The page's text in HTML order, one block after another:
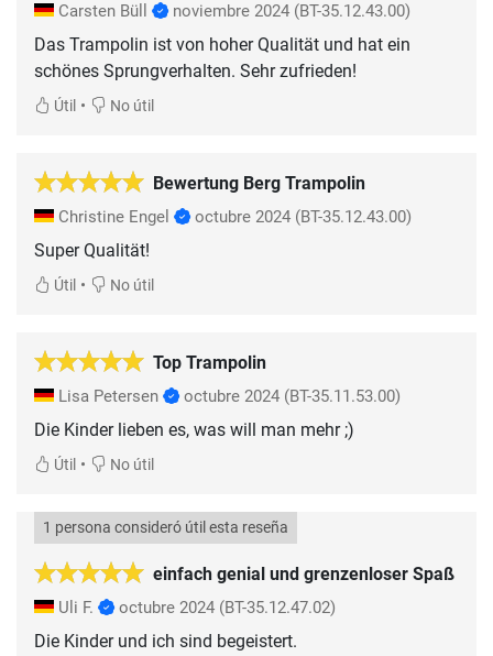
Carsten Büll noviembre 2024 (BT-35.12.43.00)
Das Trampolin ist von hoher Qualität und hat ein
schönes Sprungverhalten. Sehr zufrieden!
Útil • No útil
Bewertung Berg Trampolin
Christine Engel octubre 2024 (BT-35.12.43.00)
Super Qualität!
Útil • No útil
Top Trampolin
Lisa Petersen octubre 2024 (BT-35.11.53.00)
Útil • No útil
einfach genial und grenzenloser Spaß
1 persona consideró útil esta reseña
Uli F. octubre 2024 (BT-35.12.47.02)
Die Kinder und ich sind begeistert.